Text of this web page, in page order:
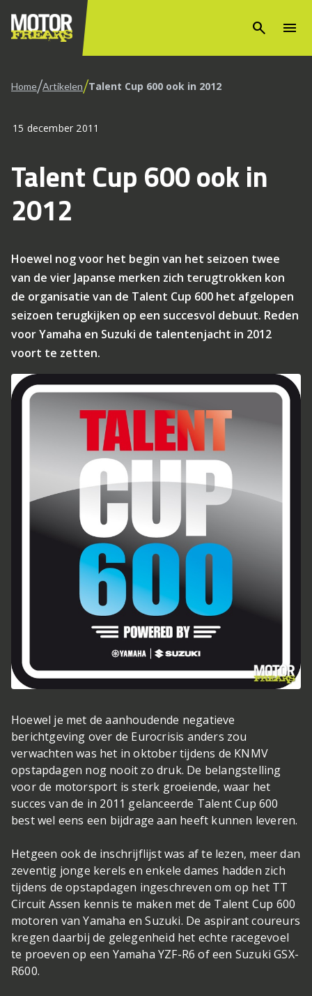
search menu
Home/Artikelen/Talent Cup 600 ook in 2012
15 december 2011
Talent Cup 600 ook in
2012
Hoewel nog voor het begin van het seizoen twee
van de vier Japanse merken zich terugtrokken kon
de organisatie van de Talent Cup 600 het afgelopen
seizoen terugkijken op een succesvol debuut. Reden
voor Yamaha en Suzuki de talentenjacht in 2012
voort te zetten.
Hoewel je met de aanhoudende negatieve
berichtgeving over de Eurocrisis anders zou
verwachten was het in oktober tijdens de KNMV
opstapdagen nog nooit zo druk. De belangstelling
voor de motorsport is sterk groeiende, waar het
succes van de in 2011 gelanceerde Talent Cup 600
best wel eens een bijdrage aan heeft kunnen leveren.
Hetgeen ook de inschrijflijst was af te lezen, meer dan
zeventig jonge kerels en enkele dames hadden zich
tijdens de opstapdagen ingeschreven om op het TT
Circuit Assen kennis te maken met de Talent Cup 600
motoren van Yamaha en Suzuki. De aspirant coureurs
kregen daarbij de gelegenheid het echte racegevoel
te proeven op een Yamaha YZF-R6 of een Suzuki GSX-
R600.